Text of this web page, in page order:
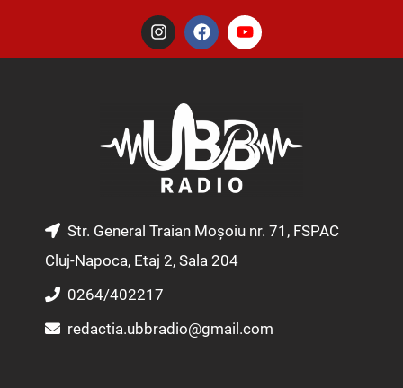
I
n
s
m
F
a
c
o
k
Y
o
u
e
Str. General Traian Moșoiu nr. 71, FSPAC
Cluj-Napoca, Etaj 2, Sala 204
0264/402217
redactia.ubbradio@gmail.com